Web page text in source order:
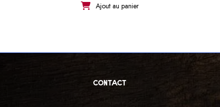
Ajout au panier
contact